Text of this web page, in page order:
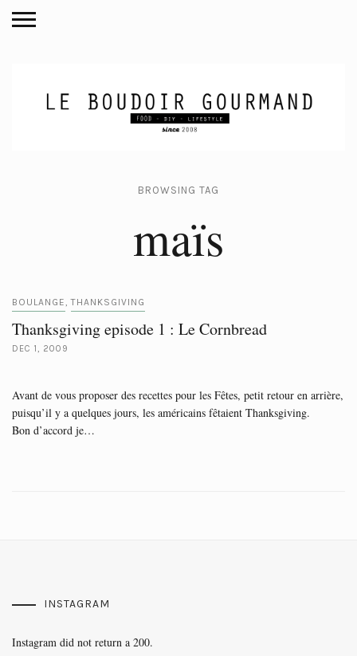
BROWSING TAG
maïs
BOULANGE,THANKSGIVING
Thanksgiving episode 1 : Le Cornbread
DEC 1, 2009
Avant de vous proposer des recettes pour les Fêtes, petit retour en arrière,
puisqu’il y a quelques jours, les américains fêtaient Thanksgiving.
Bon d’accord je…
INSTAGRAM
Instagram did not return a 200.